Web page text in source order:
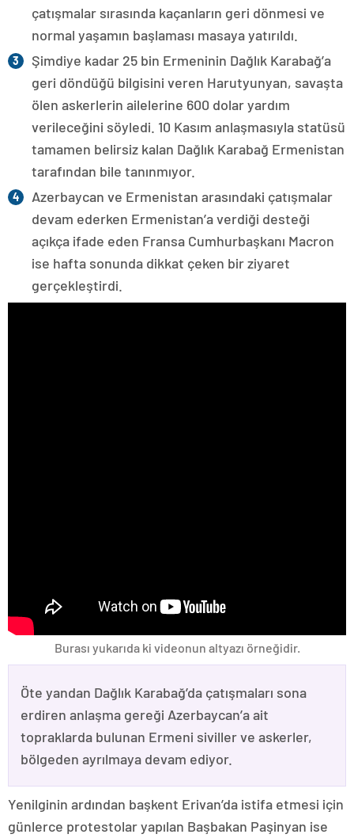
çatışmalar sırasında kaçanların geri dönmesi ve
normal yaşamın başlaması masaya yatırıldı.
Şimdiye kadar 25 bin Ermeninin Dağlık Karabağ’a
geri döndüğü bilgisini veren Harutyunyan, savaşta
ölen askerlerin ailelerine 600 dolar yardım
verileceğini söyledi. 10 Kasım anlaşmasıyla statüsü
tamamen belirsiz kalan Dağlık Karabağ Ermenistan
tarafından bile tanınmıyor.
Azerbaycan ve Ermenistan arasındaki çatışmalar
devam ederken Ermenistan’a verdiği desteği
açıkça ifade eden Fransa Cumhurbaşkanı Macron
ise hafta sonunda dikkat çeken bir ziyaret
gerçekleştirdi.
Burası yukarıda ki videonun altyazı örneğidir.
Öte yandan Dağlık Karabağ’da çatışmaları sona
erdiren anlaşma gereği Azerbaycan’a ait
topraklarda bulunan Ermeni siviller ve askerler,
bölgeden ayrılmaya devam ediyor.
Yenilginin ardından başkent Erivan’da istifa etmesi için
günlerce protestolar yapılan Başbakan Paşinyan ise